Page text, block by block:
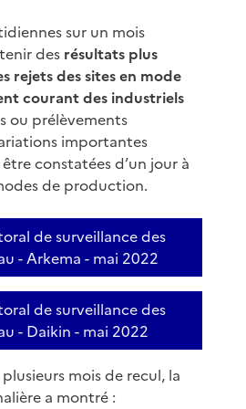
sur un mois
des résultats plus
rejets des sites en mode
courant des industriels
ou prélèvements
importantes
constatées d’un jour à
de production.
de surveillance des
- Arkema - mai 2022
de surveillance des
- Daikin - mai 2022
mois de recul, la
a montré :